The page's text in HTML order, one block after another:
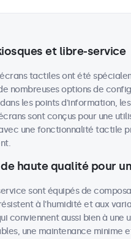
et libre-service
tactiles ont été
nombreuses options de
les points d'information,
sont conçus pour une
une fonctionnalité tactile
haute qualité pour
sont équipés de
à l'humidité et aux
conviennent aussi bien à
une maintenance minime